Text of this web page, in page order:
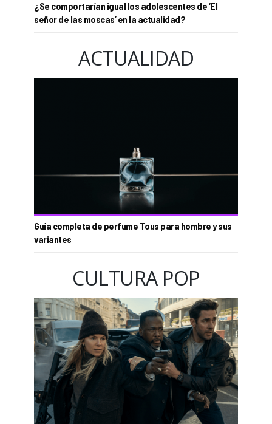
¿Se comportarían igual los adolescentes de ‘El
señor de las moscas’ en la actualidad?
ACTUALIDAD
Guía completa de perfume Tous para hombre y sus
variantes
CULTURA POP